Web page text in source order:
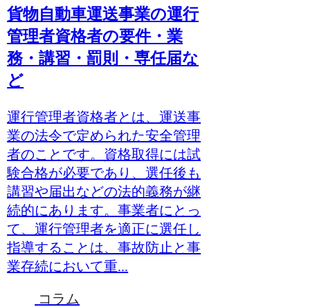
貨物自動車運送事業の運行
管理者資格者の要件・業
務・講習・罰則・専任届な
ど
運行管理者資格者とは、運送事
業の法令で定められた安全管理
者のことです。資格取得には試
験合格が必要であり、選任後も
講習や届出などの法的義務が継
続的にあります。事業者にとっ
て、運行管理者を適正に選任し
指導することは、事故防止と事
業存続において重...
コラム